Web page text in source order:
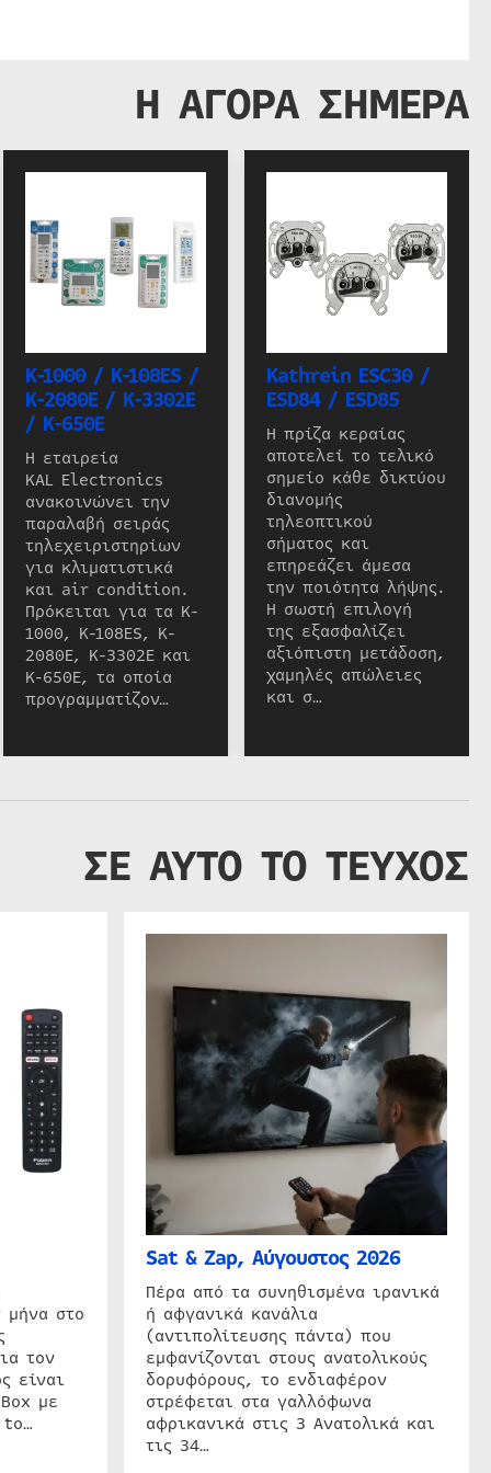
Η ΑΓΟΡΑ ΣΗΜΕΡΑ
K-1000 / K-108ES /
K-2080E / K-3302E
/ K-650E
Η εταιρεία
KAL Electronics
ανακοινώνει την
παραλαβή σειράς
τηλεχειριστηρίων
για κλιματιστικά
και air condition.
Πρόκειται για τα K-
1000, K-108ES, K-
2080E, K-3302E και
K-650E, τα οποία
προγραμματίζον…
Kathrein ESC30 /
ESD84 / ESD85
Η πρίζα κεραίας
αποτελεί το τελικό
σημείο κάθε δικτύου
διανομής
τηλεοπτικού
σήματος και
επηρεάζει άμεσα
την ποιότητα λήψης.
Η σωστή επιλογή
της εξασφαλίζει
αξιόπιστη μετάδοση,
χαμηλές απώλειες
και σ…
ΣΕ ΑΥΤΟ ΤΟ ΤΕΥΧΟΣ
μήνα στο
τον
είναι
με
to…
Sat & Zap, Αύγουστος 2026
Πέρα από τα συνηθισμένα ιρανικά
ή αφγανικά κανάλια
(αντιπολίτευσης πάντα) που
εμφανίζονται στους ανατολικούς
δορυφόρους, το ενδιαφέρον
στρέφεται στα γαλλόφωνα
αφρικανικά στις 3 Ανατολικά και
τις 34…